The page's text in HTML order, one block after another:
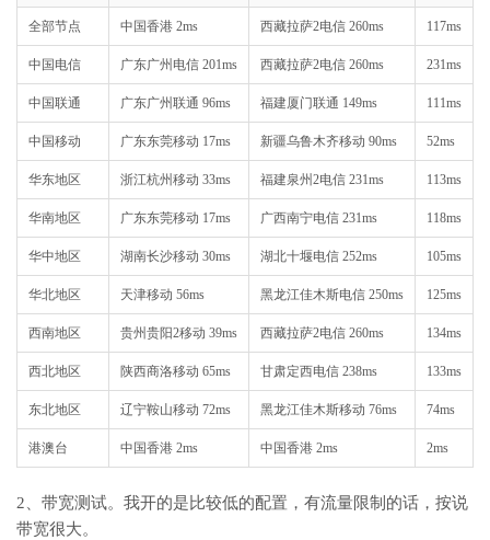
全部节点 中国香港 2ms 西藏拉萨2电信 260ms 117ms
中国电信 广东广州电信 201ms 西藏拉萨2电信 260ms 231ms
中国联通 广东广州联通 96ms 福建厦门联通 149ms 111ms
中国移动 广东东莞移动 17ms 新疆乌鲁木齐移动 90ms 52ms
华东地区 浙江杭州移动 33ms 福建泉州2电信 231ms 113ms
华南地区 广东东莞移动 17ms 广西南宁电信 231ms 118ms
华中地区 湖南长沙移动 30ms 湖北十堰电信 252ms 105ms
华北地区 天津移动 56ms 黑龙江佳木斯电信 250ms 125ms
西南地区 贵州贵阳2移动 39ms 西藏拉萨2电信 260ms 134ms
西北地区 陕西商洛移动 65ms 甘肃定西电信 238ms 133ms
东北地区 辽宁鞍山移动 72ms 黑龙江佳木斯移动 76ms 74ms
港澳台 中国香港 2ms 中国香港 2ms 2ms
2、带宽测试。我开的是比较低的配置，有流量限制的话，按说
带宽很大。